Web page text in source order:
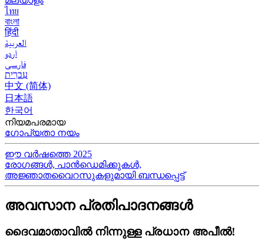
ไทย
বাংলা
हिंदी
العربية
اردو
فارسی
עִברִית
中文 (简体)
日本語
한국어
നിയമപരമായ
ഗോപ്യതാ നയം
ഈ വർഷത്തെ 2025
രോഗങ്ങൾ, പാൻഡെമിക്കുകൾ,
അജ്ഞാതവൈറസുകളുമായി ബന്ധപ്പെട്ട്
അവസാന പ്രതിപാദനങ്ങൾ
ദൈവമാതാവിൽ നിന്നുള്ള പ്രധാന അപീൽ!